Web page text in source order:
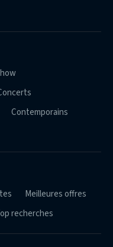
Contemporains
Meilleures offres
recherches